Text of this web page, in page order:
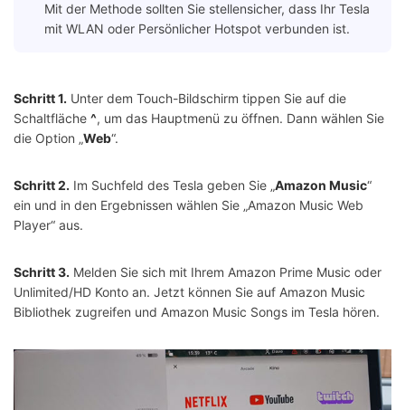
Mit der Methode sollten Sie stellensicher, dass Ihr Tesla
mit WLAN oder Persönlicher Hotspot verbunden ist.
Schritt 1. Unter dem Touch-Bildschirm tippen Sie auf die
Schaltfläche ^, um das Hauptmenü zu öffnen. Dann wählen Sie
die Option „Web“.
Schritt 2. Im Suchfeld des Tesla geben Sie „Amazon Music“
ein und in den Ergebnissen wählen Sie „Amazon Music Web
Player“ aus.
Schritt 3. Melden Sie sich mit Ihrem Amazon Prime Music oder
Unlimited/HD Konto an. Jetzt können Sie auf Amazon Music
Bibliothek zugreifen und Amazon Music Songs im Tesla hören.